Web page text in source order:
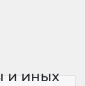
и иных